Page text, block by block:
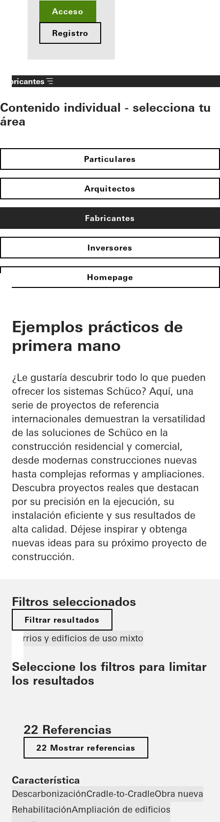
Acceso
Registro
Fabricantes
Contenido individual - selecciona tu
área
Particulares
Arquitectos
Fabricantes
Inversores
Homepage
Ejemplos prácticos de
primera mano
¿Le gustaría descubrir todo lo que pueden
ofrecer los sistemas Schüco? Aquí, una
serie de proyectos de referencia
internacionales demuestran la versatilidad
de las soluciones de Schüco en la
construcción residencial y comercial,
desde modernas construcciones nuevas
hasta complejas reformas y ampliaciones.
Descubra proyectos reales que destacan
por su precisión en la ejecución, su
instalación eficiente y sus resultados de
alta calidad. Déjese inspirar y obtenga
nuevas ideas para su próximo proyecto de
construcción.
Filtros seleccionados
Filtrar resultados
Barrios y edificios de uso mixto
Seleccione los filtros para limitar
los resultados
22 Referencias
22 Mostrar referencias
Característica
DescarbonizaciónCradle-to-CradleObra nueva
RehabilitaciónAmpliación de edificios